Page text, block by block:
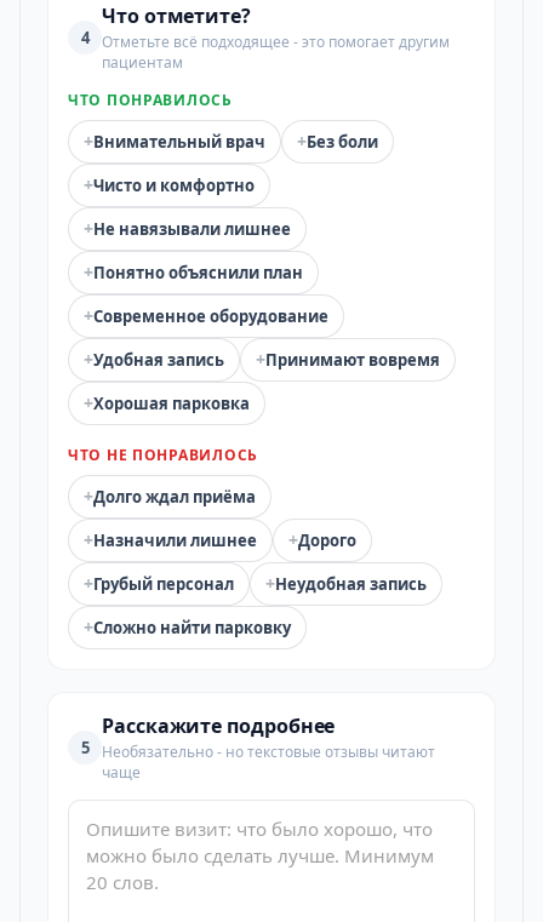
4
Что отметите?
Отметьте всё подходящее - это помогает другим
пациентам
ЧТО ПОНРАВИЛОСЬ
+Внимательный врач +Без боли
+Чисто и комфортно
+Не навязывали лишнее
+Понятно объяснили план
+Современное оборудование
+Удобная запись +Принимают вовремя
+Хорошая парковка
ЧТО НЕ ПОНРАВИЛОСЬ
+Долго ждал приёма
+Назначили лишнее +Дорого
+Грубый персонал +Неудобная запись
+Сложно найти парковку
5
Расскажите подробнее
Необязательно - но текстовые отзывы читают
чаще